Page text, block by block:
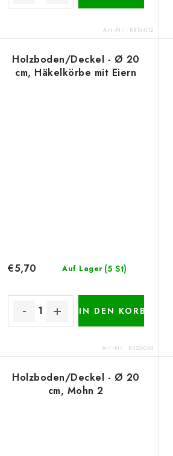
Art.-Nr.: KR15-012
Holzboden/Deckel - Ø 20
cm, Häkelkörbe mit Eiern
Auf Lager (5 St)
€5,70
IN DEN KORB
Art.-Nr.: KR20-044
Holzboden/Deckel - Ø 20
cm, Mohn 2